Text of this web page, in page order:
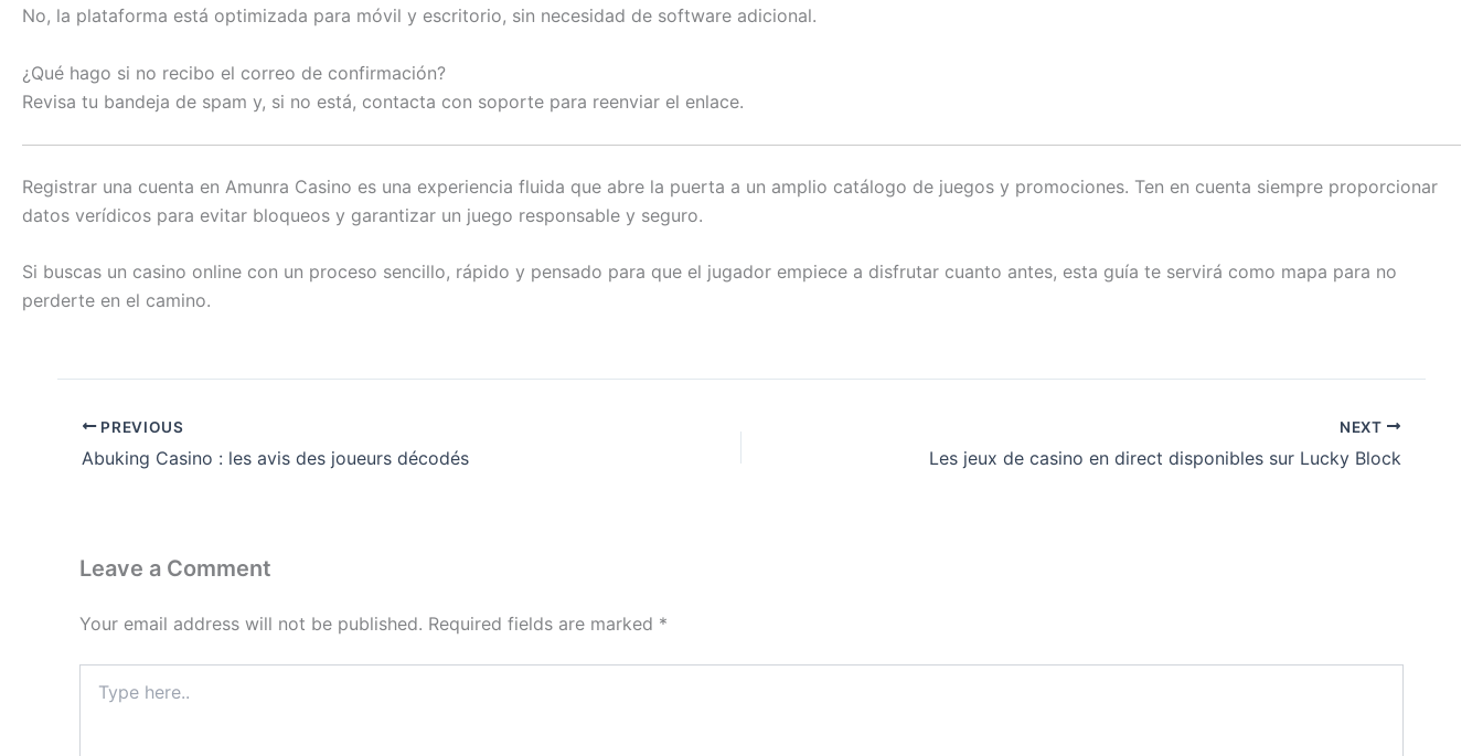
No, la plataforma está optimizada para móvil y escritorio, sin necesidad de software adicional.
¿Qué hago si no recibo el correo de confirmación?
Revisa tu bandeja de spam y, si no está, contacta con soporte para reenviar el enlace.
Registrar una cuenta en Amunra Casino es una experiencia fluida que abre la puerta a un amplio catálogo de juegos y promociones. Ten en cuenta siempre proporcionar
datos verídicos para evitar bloqueos y garantizar un juego responsable y seguro.
Si buscas un casino online con un proceso sencillo, rápido y pensado para que el jugador empiece a disfrutar cuanto antes, esta guía te servirá como mapa para no
perderte en el camino.
PREVIOUS
Abuking Casino : les avis des joueurs décodés
NEXT
Les jeux de casino en direct disponibles sur Lucky Block
Leave a Comment
Your email address will not be published. Required fields are marked *
here..